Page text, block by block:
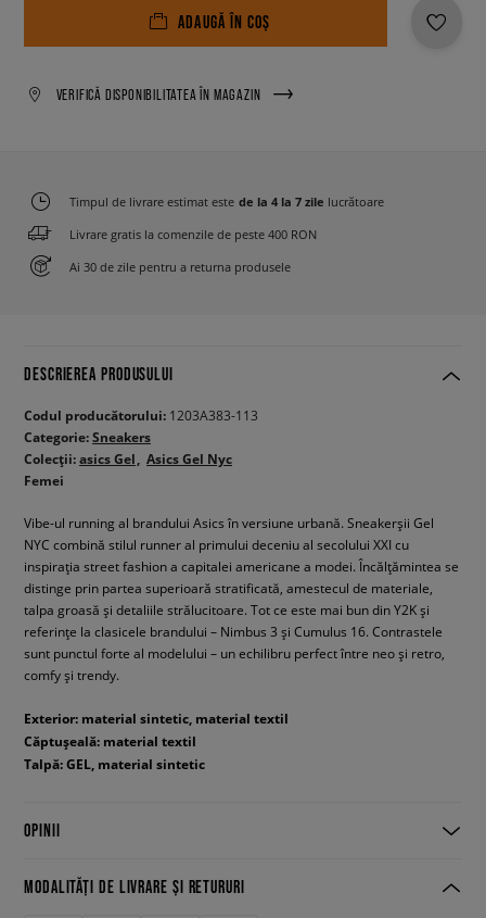
ADAUGĂ ÎN COȘ
VERIFICĂ DISPONIBILITATEA ÎN MAGAZIN
Timpul de livrare estimat este de la 4 la 7 zile lucrătoare
Livrare gratis la comenzile de peste 400 RON
Ai 30 de zile pentru a returna produsele
DESCRIEREA PRODUSULUI
Codul producătorului: 1203A383-113
Categorie:Sneakers
Colecții:asics Gel
Asics Gel Nyc
Femei
Vibe-ul running al brandului Asics în versiune urbană. Sneakerșii Gel
NYC combină stilul runner al primului deceniu al secolului XXI cu
inspirația street fashion a capitalei americane a modei. Încălțămintea se
distinge prin partea superioară stratificată, amestecul de materiale,
talpa groasă și detaliile strălucitoare. Tot ce este mai bun din Y2K și
referințe la clasicele brandului – Nimbus 3 și Cumulus 16. Contrastele
sunt punctul forte al modelului – un echilibru perfect între neo și retro,
comfy și trendy.
Exterior: material sintetic, material textil
Căptușeală: material textil
Talpă: GEL, material sintetic
OPINII
MODALITĂȚI DE LIVRARE ȘI RETURURI